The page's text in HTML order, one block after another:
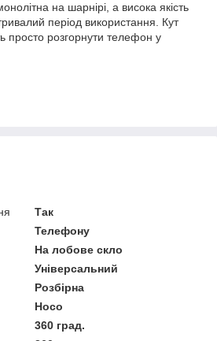
на шарнірі, а висока якість
період використання. Кут
просто розгорнути телефон у
Так
Телефону
На лобове скло
Універсальний
Розбірна
Hoco
360 град.